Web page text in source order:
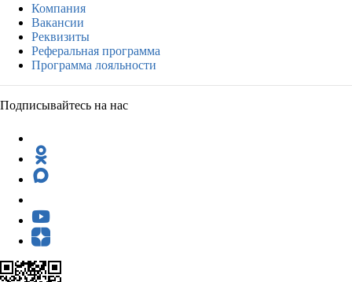
Компания
Вакансии
Реквизиты
Реферальная программа
Программа лояльности
Подписывайтесь на нас